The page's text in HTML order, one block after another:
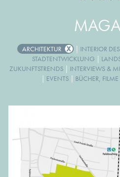
ARCHITEKTUR | INTERIOR
STADTENTWICKLUNG |
ZUKUNFTSTRENDS | INTERVIEWS &
| EVENTS | BÜCHER,